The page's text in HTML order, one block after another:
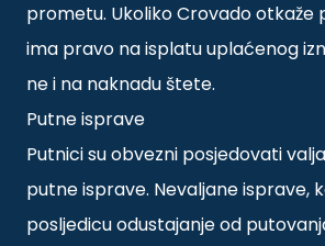
prometu. Ukoliko Crovado otkaže
ima pravo na isplatu uplaćenog
ne i na naknadu štete.
Putne isprave
Putnici su obvezni posjedovati
putne isprave. Nevaljane isprave,
posljedicu odustajanje od